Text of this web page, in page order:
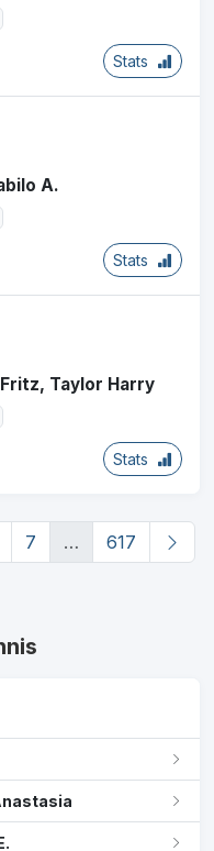
Stats
A.
Stats
Taylor Harry
Stats
7 … 617